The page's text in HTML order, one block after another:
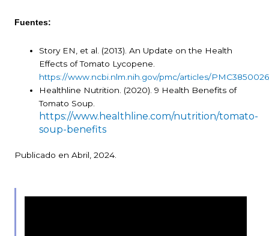
Fuentes:
Story EN, et al. (2013). An Update on the Health
Effects of Tomato Lycopene.
https://www.ncbi.nlm.nih.gov/pmc/articles/
Healthline Nutrition. (2020). 9 Health Benefits of
Tomato Soup.
https://www.healthline.com/nutrition/tomato-
soup-benefits
Publicado en Abril, 2024.